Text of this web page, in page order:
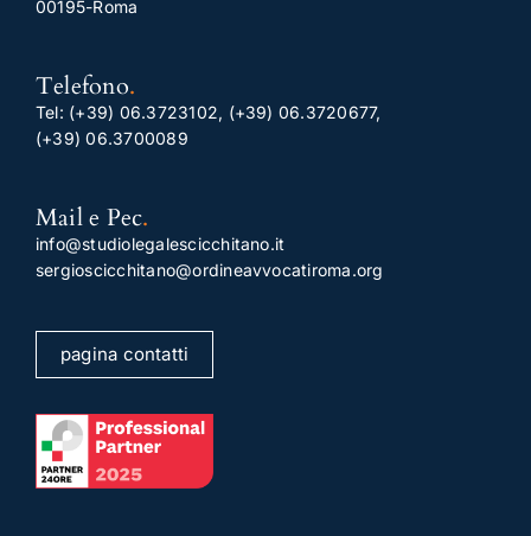
00195-Roma
Telefono.
Tel: (+39) 06.3723102, (+39) 06.3720677,
(+39) 06.3700089
Mail e Pec.
info@studiolegalescicchitano.it
sergioscicchitano@ordineavvocatiroma.org
pagina contatti